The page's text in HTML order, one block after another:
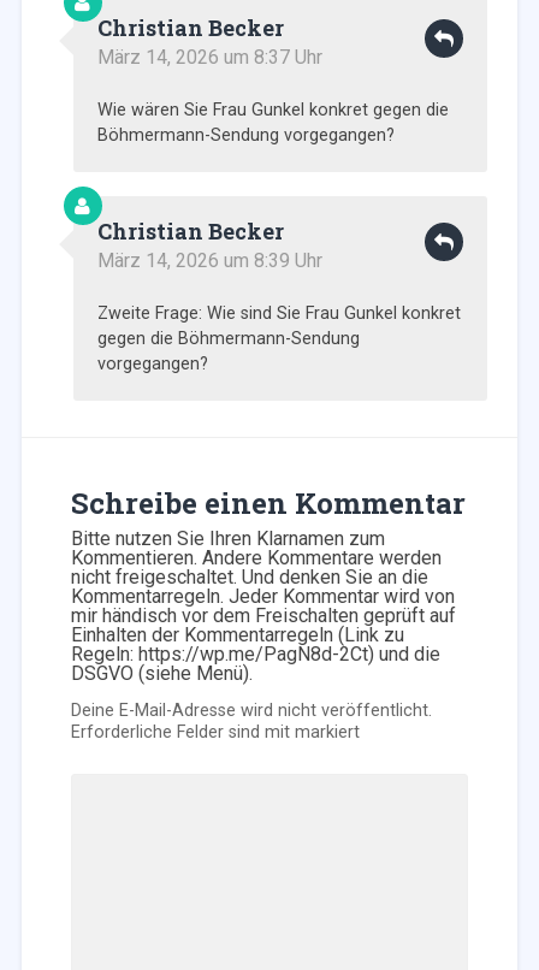
Christian Becker
März 14, 2026 um 8:37 Uhr
Wie wären Sie Frau Gunkel konkret gegen die
Böhmermann-Sendung vorgegangen?
Christian Becker
März 14, 2026 um 8:39 Uhr
Zweite Frage: Wie sind Sie Frau Gunkel konkret
gegen die Böhmermann-Sendung
vorgegangen?
Schreibe einen Kommentar
Bitte nutzen Sie Ihren Klarnamen zum
Kommentieren. Andere Kommentare werden
nicht freigeschaltet. Und denken Sie an die
Kommentarregeln. Jeder Kommentar wird von
mir händisch vor dem Freischalten geprüft auf
Einhalten der Kommentarregeln (Link zu
Regeln: https://wp.me/PagN8d-2Ct) und die
DSGVO (siehe Menü).
Deine E-Mail-Adresse wird nicht veröffentlicht.
Erforderliche Felder sind mitmarkiert